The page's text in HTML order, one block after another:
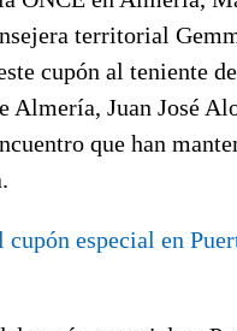
territorial
cupón al teniente
Almería, Juan José
que han
cupón especial en